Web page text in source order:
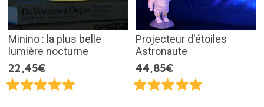
Minino : la plus belle
lumière nocturne
22,45€
Projecteur d'étoiles
Astronaute
44,85€